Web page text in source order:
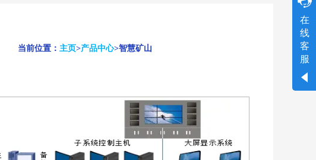
在
线
客
服
客服 （点
当前位置： 主页>产品中心>智慧矿山